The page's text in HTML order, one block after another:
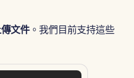
Tiếng Việt
文件。我們目前支持這些